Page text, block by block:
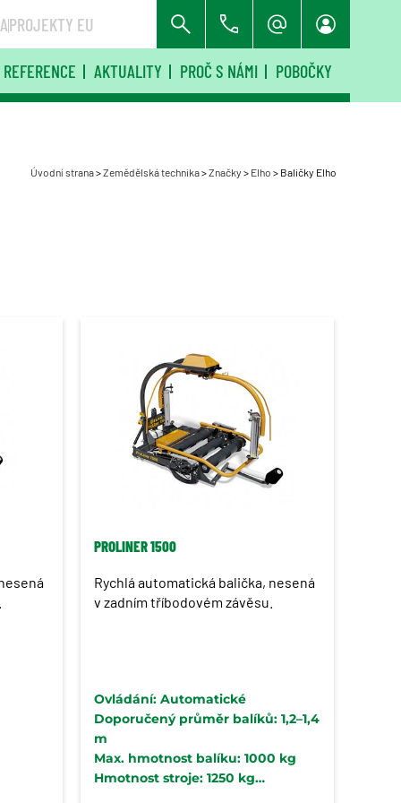
PROJEKTY EU
REFERENCE AKTUALITY PROČ S NÁMI POBOČKY
Úvodní strana>Zemědělská technika>Značky > Elho > Baličky Elho
PROLINER 1500
Rychlá automatická balička, nesená
v zadním tříbodovém závěsu.
Ovládání: Automatické
Doporučený průměr balíků: 1,2–1,4
m
Max. hmotnost balíku: 1000 kg
Hmotnost stroje: 1250 kg